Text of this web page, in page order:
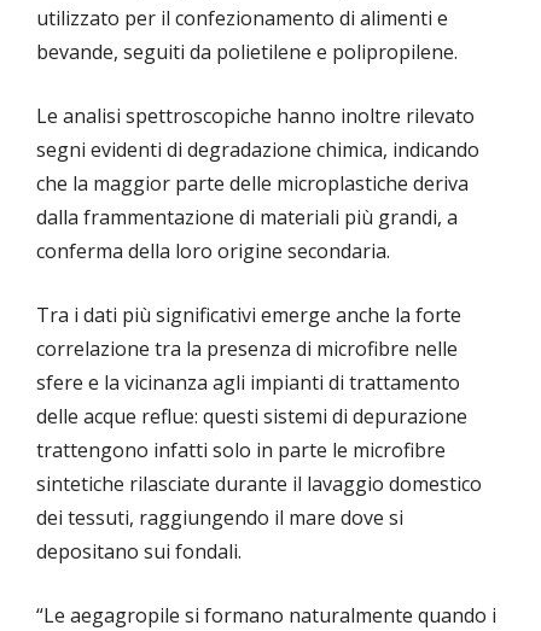
utilizzato per il confezionamento di alimenti e
bevande, seguiti da polietilene e polipropilene.
Le analisi spettroscopiche hanno inoltre rilevato
segni evidenti di degradazione chimica, indicando
che la maggior parte delle microplastiche deriva
dalla frammentazione di materiali più grandi, a
conferma della loro origine secondaria.
Tra i dati più significativi emerge anche la forte
correlazione tra la presenza di microfibre nelle
sfere e la vicinanza agli impianti di trattamento
delle acque reflue: questi sistemi di depurazione
trattengono infatti solo in parte le microfibre
sintetiche rilasciate durante il lavaggio domestico
dei tessuti, raggiungendo il mare dove si
depositano sui fondali.
“Le aegagropile si formano naturalmente quando i